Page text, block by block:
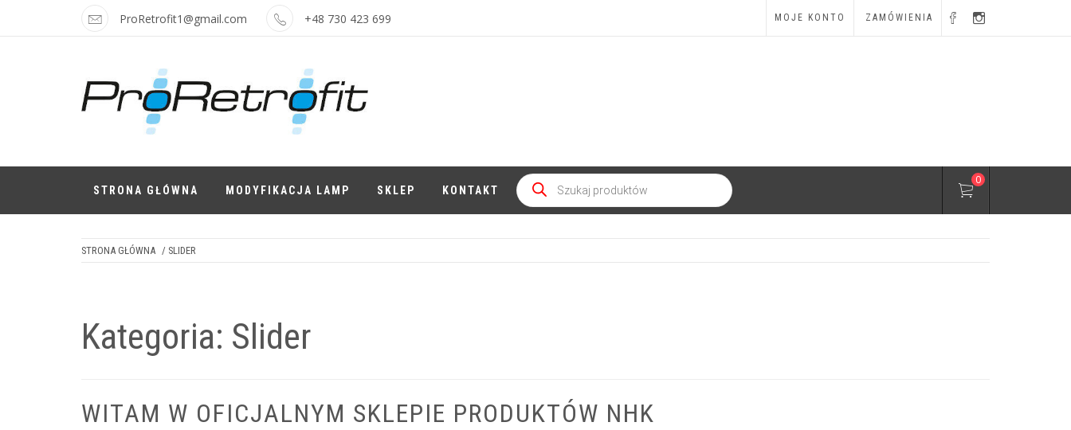
ProRetrofit1@gmail.com +48 730 423 699 MOJE KONTO ZAMÓWIENIA
AKCESORIA
Najskuteczniejsze modyfikacje i
STRONA GŁÓWNA MODYFIKACJA LAMP SKLEP KONTAKT
Wyszukiwarka
produktów
0
STRONA GŁÓWNA / SLIDER
Kategoria: Slider
WITAM W OFICJALNYM SKLEPIE PRODUKTÓW NHK